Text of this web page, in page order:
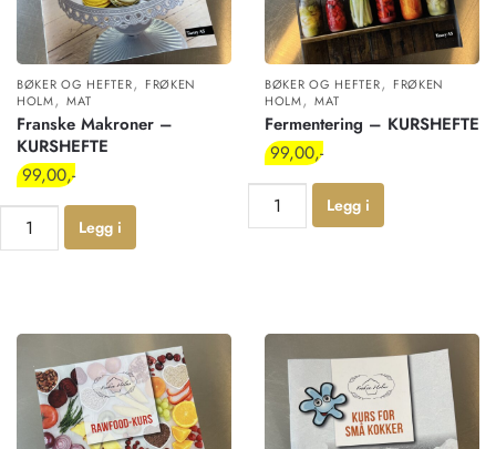
BØKER OG HEFTER, FRØKEN
HOLM,MAT
Franske Makroner –
KURSHEFTE
99,00
Legg i
BØKER OG HEFTER, FRØKEN
HOLM,MAT
Fermentering – KURSHEFTE
99,00
Legg i